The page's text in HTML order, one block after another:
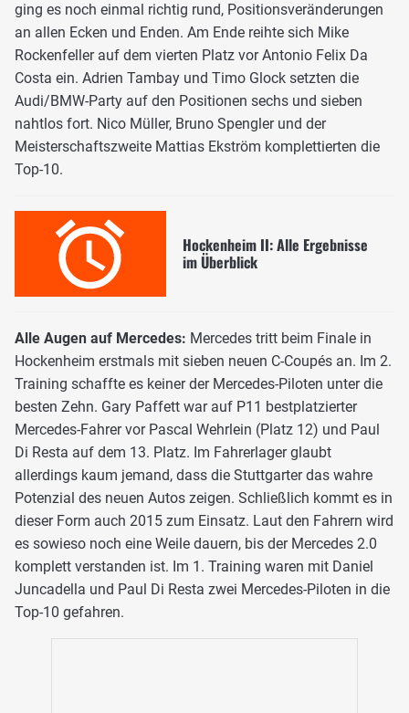
ging es noch einmal richtig rund, Positionsveränderungen
an allen Ecken und Enden. Am Ende reihte sich Mike
Rockenfeller auf dem vierten Platz vor Antonio Felix Da
Costa ein. Adrien Tambay und Timo Glock setzten die
Audi/BMW-Party auf den Positionen sechs und sieben
nahtlos fort. Nico Müller, Bruno Spengler und der
Meisterschaftszweite Mattias Ekström komplettierten die
Top-10.
Hockenheim II: Alle Ergebnisse
im Überblick
Alle Augen auf Mercedes: Mercedes tritt beim Finale in
Hockenheim erstmals mit sieben neuen C-Coupés an. Im 2.
Training schaffte es keiner der Mercedes-Piloten unter die
besten Zehn. Gary Paffett war auf P11 bestplatzierter
Mercedes-Fahrer vor Pascal Wehrlein (Platz 12) und Paul
Di Resta auf dem 13. Platz. Im Fahrerlager glaubt
allerdings kaum jemand, dass die Stuttgarter das wahre
Potenzial des neuen Autos zeigen. Schließlich kommt es in
dieser Form auch 2015 zum Einsatz. Laut den Fahrern wird
es sowieso noch eine Weile dauern, bis der Mercedes 2.0
komplett verstanden ist. Im 1. Training waren mit Daniel
Juncadella und Paul Di Resta zwei Mercedes-Piloten in die
Top-10 gefahren.